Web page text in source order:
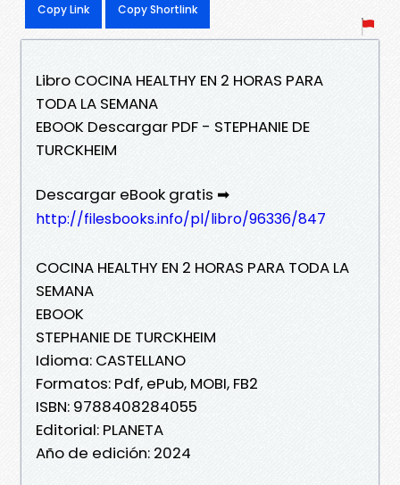
Copy Link Copy Shortlink
Libro COCINA HEALTHY EN 2 HORAS PARA
TODA LA SEMANA
EBOOK Descargar PDF - STEPHANIE DE
TURCKHEIM
Descargar eBook gratis ➡
http://filesbooks.info/pl/libro/96336/847
COCINA HEALTHY EN 2 HORAS PARA TODA LA
SEMANA
EBOOK
STEPHANIE DE TURCKHEIM
Idioma: CASTELLANO
Formatos: Pdf, ePub, MOBI, FB2
ISBN: 9788408284055
Editorial: PLANETA
Año de edición: 2024